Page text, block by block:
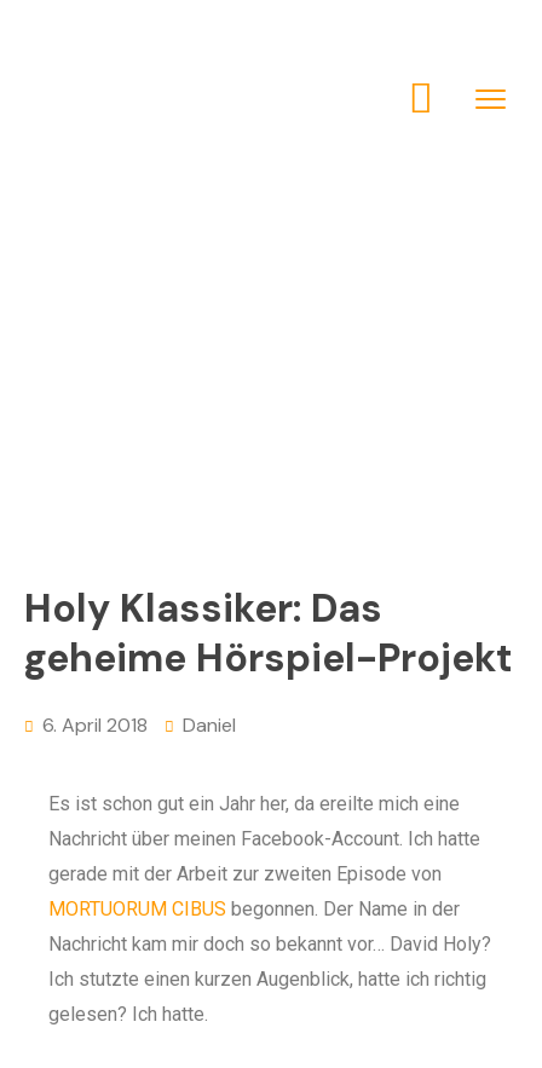
Holy Klassiker: Das
geheime Hörspiel-Projekt
6. April 2018 Daniel
Es ist schon gut ein Jahr her, da ereilte mich eine
Nachricht über meinen Facebook-Account. Ich hatte
gerade mit der Arbeit zur zweiten Episode von
MORTUORUM CIBUS begonnen. Der Name in der
Nachricht kam mir doch so bekannt vor… David Holy?
Ich stutzte einen kurzen Augenblick, hatte ich richtig
gelesen? Ich hatte.